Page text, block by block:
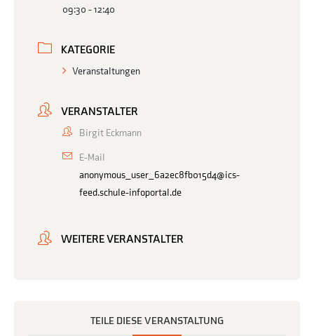
09:30 - 12:40
KATEGORIE
Veranstaltungen
VERANSTALTER
Birgit Eckmann
E-Mail
anonymous_user_6a2ec8fb015d4@ics-
feed.schule-infoportal.de
WEITERE VERANSTALTER
TEILE DIESE VERANSTALTUNG